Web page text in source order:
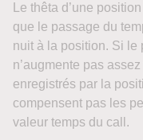
Le thêta d’une
que le passage du
nuit à la position. Si le
n’augmente pas
enregistrés par la
compensent pas les
valeur temps du call.